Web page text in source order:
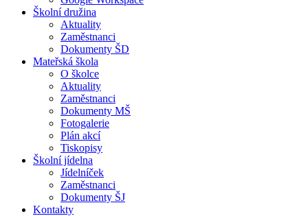
Školní družina
Aktuality
Zaměstnanci
Dokumenty ŠD
Mateřská škola
O školce
Aktuality
Zaměstnanci
Dokumenty MŠ
Fotogalerie
Plán akcí
Tiskopisy
Školní jídelna
Jídelníček
Zaměstnanci
Dokumenty ŠJ
Kontakty